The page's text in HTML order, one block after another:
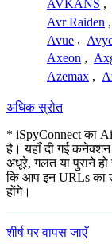
AVKANS ,
Avr Raiden ,
Avue ,
Axeon ,
Azemax ,
अधिक स्रोत
* iSpyConnect का
है। यहाँ दी गई कनेक्शन
अधूरे, गलत या पुराने हो
कि आप इन URLs का
होंगे।
शीर्ष पर वापस जाएँ